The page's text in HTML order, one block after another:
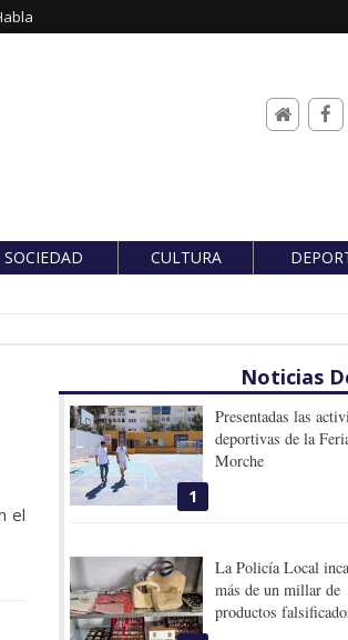
SOCIEDAD CULTURA
el
Noticias
1
Presentadas las
deportivas de la
Morche
La Policía Local
más de un millar de
productos